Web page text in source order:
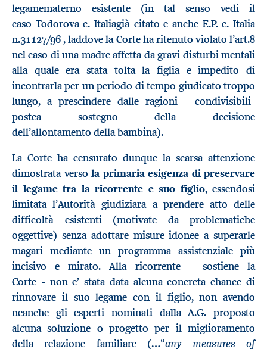
legamematerno esistente (in tal senso vedi il
caso Todorova c. Italiagià citato e anche E.P. c. Italia
n.31127/96 , laddove la Corte ha ritenuto violato l’art.8
nel caso di una madre affetta da gravi disturbi mentali
alla quale era stata tolta la figlia e impedito di
incontrarla per un periodo di tempo giudicato troppo
lungo, a prescindere dalle ragioni - condivisibili-
postea sostegno della decisione
dell’allontamento della bambina).
La Corte ha censurato dunque la scarsa attenzione
dimostrata verso la primaria esigenza di preservare
il legame tra la ricorrente e suo figlio, essendosi
limitata l’Autorità giudiziara a prendere atto delle
difficoltà esistenti (motivate da problematiche
oggettive) senza adottare misure idonee a superarle
magari mediante un programma assistenziale più
incisivo e mirato. Alla ricorrente – sostiene la
Corte - non e’ stata data alcuna concreta chance di
rinnovare il suo legame con il figlio, non avendo
neanche gli esperti nominati dalla A.G. proposto
alcuna soluzione o progetto per il miglioramento
della relazione familiare (…“any measures of